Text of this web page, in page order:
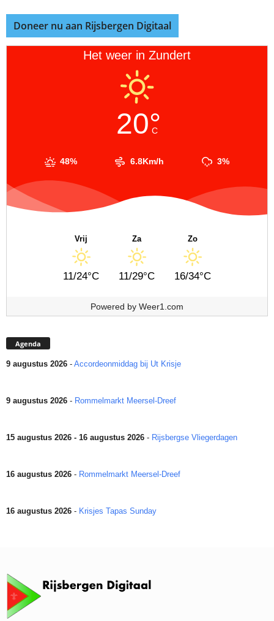
Doneer nu aan Rijsbergen Digitaal
Het weer in Zundert
20°
C
48% 6.8Km/h 3%
Vrij
11/24°C
Za
11/29°C
Zo
16/34°C
Powered by Weer1.com
Agenda
9 augustus 2026 - Accordeonmiddag bij Ut Krisje
9 augustus 2026 - Rommelmarkt Meersel-Dreef
15 augustus 2026 - 16 augustus 2026 - Rijsbergse Vliegerdagen
16 augustus 2026 - Rommelmarkt Meersel-Dreef
16 augustus 2026 - Krisjes Tapas Sunday